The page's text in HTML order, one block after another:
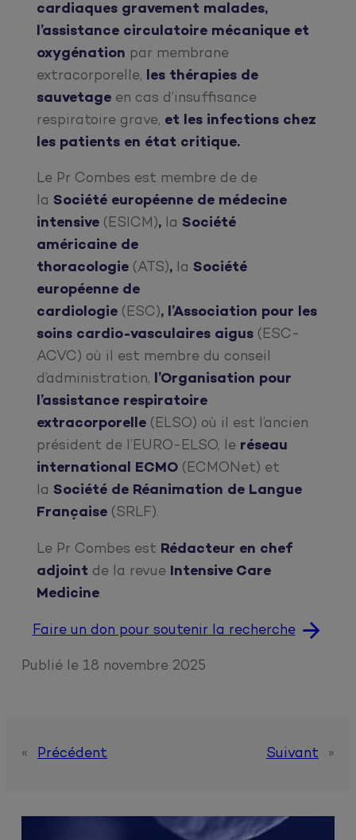
cardiaques gravement malades,
l’assistance circulatoire mécanique et
oxygénation par membrane
extracorporelle, les thérapies de
sauvetage en cas d’insuffisance
respiratoire grave, et les infections chez
les patients en état critique.
Le Pr Combes est membre de de
laSociété européenne de médecine
intensive (ESICM), laSociété
américaine de
thoracologie (ATS), laSociété
européenne de
cardiologie (ESC), l’Association pour les
soins cardio-vasculaires aigus (ESC-
ACVC) où il est membre du conseil
d’administration, l’Organisation pour
l’assistance respiratoire
extracorporelle (ELSO) où il est l’ancien
président de l’EURO-ELSO, le réseau
international ECMO (ECMONet) et
la Société de Réanimation de Langue
Française (SRLF).
Le Pr Combes est Rédacteur en chef
adjoint de la revue Intensive Care
Medicine.
Faire un don pour soutenir la recherche
Publié le 18 novembre 2025
« Précédent Suivant »